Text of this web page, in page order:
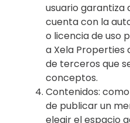
usuario garantiza
cuenta con la
o licencia de uso
a Xela Properties
de terceros que
conceptos.
Contenidos:
de publicar un
elegir el espacio